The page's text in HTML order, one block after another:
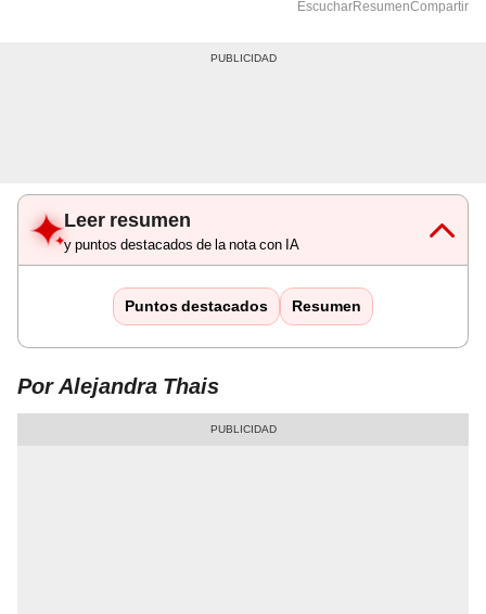
EscucharResumenCompartir
Leer resumen
y puntos destacados de la nota con IA
Puntos destacados Resumen
Por Alejandra Thais